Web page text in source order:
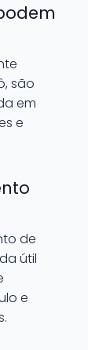
são
em
e
de
útil
e